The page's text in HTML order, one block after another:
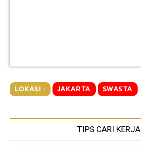
LOKASI : JAKARTA SWASTA
TIPS CARI KERJA